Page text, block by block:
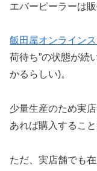
エバーピーラーは
飯田屋オンライン
荷待ち”の状態が続
かるらしい)。
少量生産のため実
あれば購入するこ
ただ、実店舗でも